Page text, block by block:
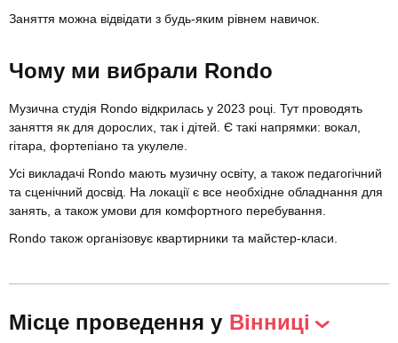
Заняття можна відвідати з будь-яким рівнем навичок.
Чому ми вибрали Rondo
Музична студія Rondo відкрилась у 2023 році. Тут проводять
заняття як для дорослих, так і дітей. Є такі напрямки: вокал,
гітара, фортепіано та укулеле.
Усі викладачі Rondo мають музичну освіту, а також педагогічний
та сценічний досвід. На локації є все необхідне обладнання для
занять, а також умови для комфортного перебування.
Rondo також організовує квартирники та майстер-класи.
Місце проведення у Вінниці